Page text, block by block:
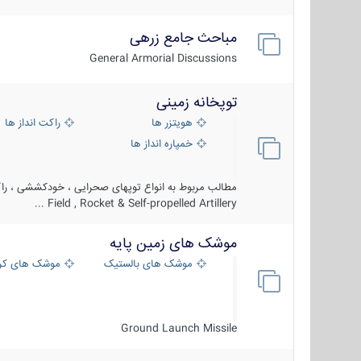
مباحث جامع زرهی
General Armorial Discussions
توپخانه زمینی
هویتزر ها
راکت انداز ها
خمپاره انداز ها
مطالب مربوط به انواع توپهای صحرایی ، خودکششی ،
Field , Rocket & Self-propelled Artillery ...
موشک های زمین پایه
موشک های بالستیک موشک های
Ground Launch Missile